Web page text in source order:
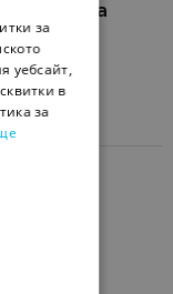
бизнеса
за
уебсайт,
в
за